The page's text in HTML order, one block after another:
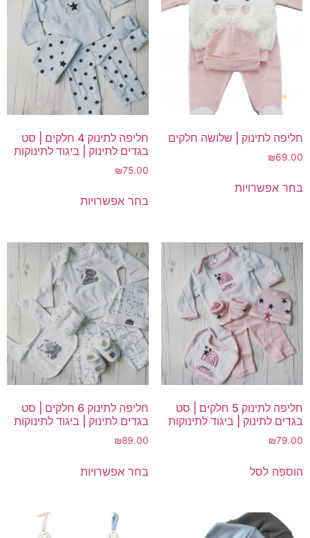
חליפה לתינוק | שלושה חלקים
₪69.00
בחר אפשרויותזה
סוגים.
ניתן
לבחור
את
האפשרויות
בעמוד
המוצר
חליפה לתינוק 4 חלקים | סט
בגדים לתינוק | ביגוד לתינוקות
₪75.00
בחר אפשרויותזה
מספר
סוגים.
ניתן
לבחור
את
האפשרויות
בעמוד
המוצר
חליפה לתינוק 5 חלקים | סט
בגדים לתינוק | ביגוד לתינוקות
₪79.00
הוספה לסל
חליפה לתינוק 6 חלקים | סט
בגדים לתינוק | ביגוד לתינוקות
₪89.00
בחר אפשרויותזה